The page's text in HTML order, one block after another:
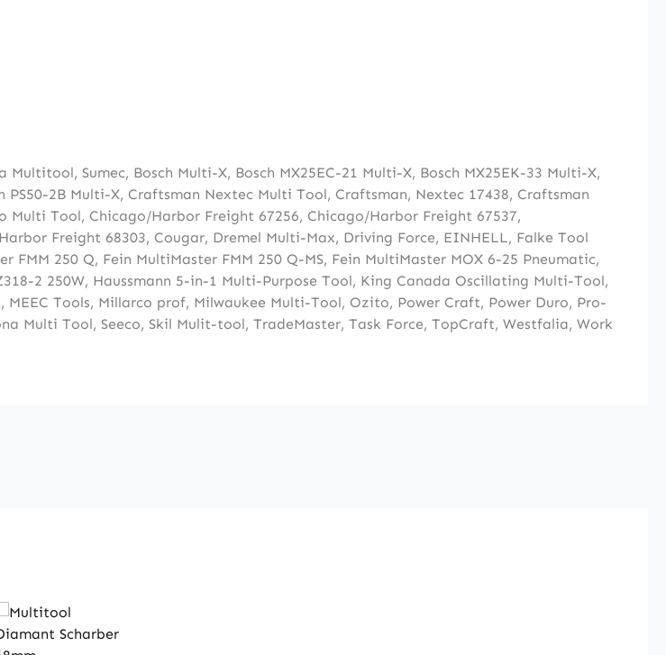
Multitool, Sumec, Bosch Multi-X, Bosch MX25EC-21 Multi-X, Bosch MX25EK-33 Multi-X,
PS50-2B Multi-X, Craftsman Nextec Multi Tool, Craftsman, Nextec 17438, Craftsman
Multi Tool, Chicago/Harbor Freight 67256, Chicago/Harbor Freight 67537,
Freight 68303, Cougar, Dremel Multi-Max, Driving Force, EINHELL, Falke Tool
FMM 250 Q, Fein MultiMaster FMM 250 Q-MS, Fein MultiMaster MOX 6-25 Pneumatic,
2 250W, Haussmann 5-in-1 Multi-Purpose Tool, King Canada Oscillating Multi-Tool,
, MEEC Tools, Millarco prof, Milwaukee Multi-Tool, Ozito, Power Craft, Power Duro, Pro-
Multi Tool, Seeco, Skil Mulit-tool, TradeMaster, Task Force, TopCraft, Westfalia, Work